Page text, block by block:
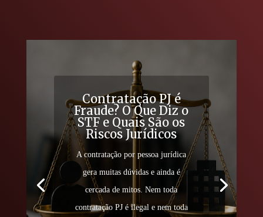
Contratação PJ é
Fraude? O Que Diz o
STF e Quais São os
Riscos Jurídicos
A contratação por pessoa jurídica
gera muitas dúvidas e ainda é
cercada de mitos. Nem toda
contratação PJ é ilegal e nem toda